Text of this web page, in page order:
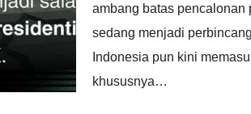
ambang batas pencalonan
sedang menjadi
Indonesia pun kini
khususnya…